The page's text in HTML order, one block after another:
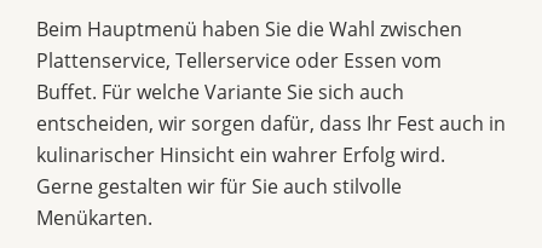
Beim Hauptmenü haben Sie die Wahl zwischen
Plattenservice, Tellerservice oder Essen vom
Buffet. Für welche Variante Sie sich auch
entscheiden, wir sorgen dafür, dass Ihr Fest auch in
kulinarischer Hinsicht ein wahrer Erfolg wird.
Gerne gestalten wir für Sie auch stilvolle
Menükarten.